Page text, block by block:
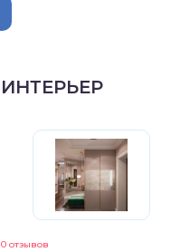
ИНТЕРЬЕР
0 отзывов